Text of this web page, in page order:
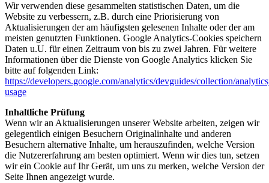
Wir verwenden diese gesammelten statistischen Daten, um die
Website zu verbessern, z.B. durch eine Priorisierung von
Aktualisierungen der am häufigsten gelesenen Inhalte oder der am
meisten genutzten Funktionen. Google Analytics-Cookies speichern
Daten u.U. für einen Zeitraum von bis zu zwei Jahren. Für weitere
Informationen über die Dienste von Google Analytics klicken Sie
bitte auf folgenden Link:
https://developers.google.com/analytics/devguides/collection/
usage
Inhaltliche Prüfung
Wenn wir an Aktualisierungen unserer Website arbeiten, zeigen wir
gelegentlich einigen Besuchern Originalinhalte und anderen
Besuchern alternative Inhalte, um herauszufinden, welche Version
die Nutzererfahrung am besten optimiert. Wenn wir dies tun, setzen
wir ein Cookie auf Ihr Gerät, um uns zu merken, welche Version der
Seite Ihnen angezeigt wurde.